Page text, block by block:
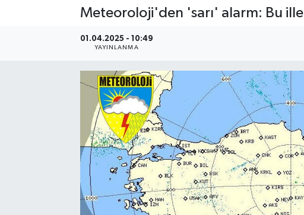
Meteoroloji'den 'sarı' alarm: Bu
01.04.2025 - 10:49
YAYINLANMA